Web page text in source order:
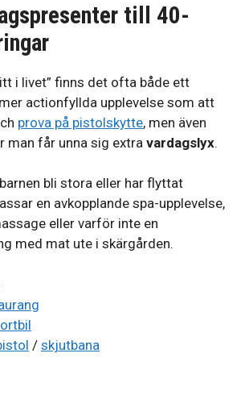
till 40-
i livet” finns det ofta både ett
actionfyllda upplevelse som att
prova på pistolskytte, men även
man får unna sig extra vardagslyx.
bli stora eller har flyttat
en avkopplande spa-upplevelse,
eller varför inte en
med mat ute i skärgården.
/ skjutbana